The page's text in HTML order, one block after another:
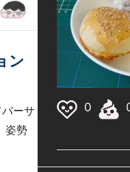
ン
ーサ
姿勢